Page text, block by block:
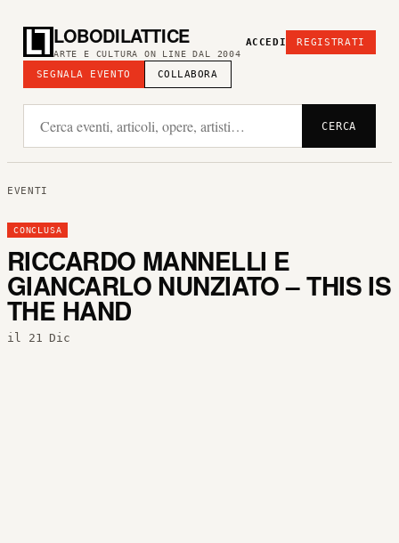
LOBODILATTICE
ARTE E CULTURA ON LINE DAL 2004
SEGNALA EVENTO COLLABORA
ACCEDI REGISTRATI
CERCA
EVENTI
CONCLUSA
RICCARDO MANNELLI E
GIANCARLO NUNZIATO – THIS IS
THE HAND
il 21 Dic